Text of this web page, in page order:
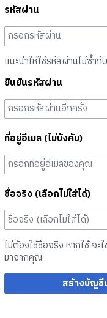
รหัสผ่าน
แนะนำให้ใช้รหัสผ่านไม่ซ้ำกั
ยืนยันรหัสผ่าน
ที่อยู่อีเมล (ไม่บังคับ)
ชื่อจริง (เลือกไม่ใส่ได้)
ไม่ต้องใช้ชื่อจริง หากใช้ จ
มาจากคุณ
สร้างบัญ